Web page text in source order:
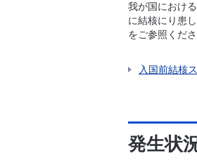
我が国におけ
に結核にり患
をご参照くださ
入国前結核
発生状